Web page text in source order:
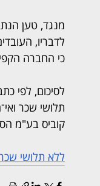
מנגד, טען
לדבריו,
כי החברה
לסיכום, לפי
תלושי שכר
קוביס בע"מ
ללא תלושי שכר ופנסיה: תביעה